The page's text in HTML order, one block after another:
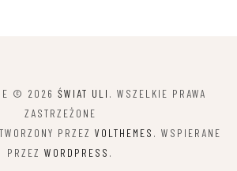
© 2026 ŚWIAT ULI . WSZELKIE PRAWA
ZASTRZEŻONE
PRZEZ VOLTHEMES . WSPIERANE
PRZEZ WORDPRESS .